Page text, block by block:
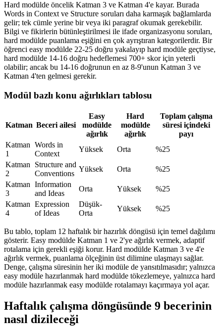
Hard modülde öncelik Katman 3 ve Katman 4'e kayar. Burada
Words in Context ve Structure soruları daha karmaşık bağlamlarda
gelir; tek cümle yerine bir veya iki paragraf okumak gerekebilir.
Bilgi ve fikirlerin bütünleştirilmesi ile ifade organizasyonu soruları,
hard modülde puanlama eşiğini en çok ayrıştıran kategorilerdir. Bir
öğrenci easy modülde 22-25 doğru yakalayıp hard modüle geçtiyse,
hard modülde 14-16 doğru hedeflemesi 700+ skor için yeterli
olabilir; ancak bu 14-16 doğrunun en az 8-9'unun Katman 3 ve
Katman 4'ten gelmesi gerekir.
Modül bazlı konu ağırlıkları tablosu
Katman Beceri ailesi
Easy
modülde
ağırlık
Hard
modülde
ağırlık
Toplam çalışma
süresi içindeki
payı
Katman
1
Words in
Context
Yüksek Orta
%25
Katman
2
Structure and
Conventions
Yüksek Orta
%25
Katman
3
Information
and Ideas
Orta Yüksek
%25
Katman
4
Expression
of Ideas
Düşük-
Orta
Yüksek %25
Bu tablo, toplam 12 haftalık bir hazırlık döngüsü için temel dağılımı
gösterir. Easy modülde Katman 1 ve 2'ye ağırlık vermek, adaptif
rotalama için gerekli eşiği korur. Hard modülde Katman 3 ve 4'e
ağırlık vermek, puanlama ölçeğinin üst dilimine ulaşmayı sağlar.
Denge, çalışma süresinin her iki modüle de yansıtılmasıdır; yalnızca
easy modüle hazırlanmak hard modülde tökezlemeye, yalnızca hard
modüle hazırlanmak easy modülde rotalamayı kaçırmaya yol açar.
Haftalık çalışma döngüsünde 9 becerinin
nasıl dizileceği